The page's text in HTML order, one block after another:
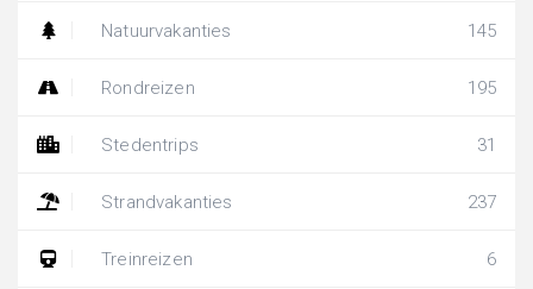
Natuurvakanties 145
Rondreizen 195
Stedentrips 31
Strandvakanties 237
Treinreizen 6